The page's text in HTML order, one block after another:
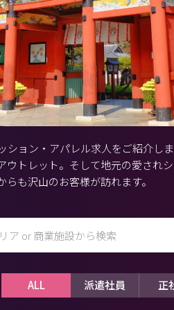
ション・アパレル求人をご紹介し
トレット。そして地元の愛され
も沢山のお客様が訪れます。
ALL 派遣社員 正